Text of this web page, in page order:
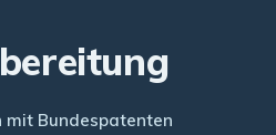
Bundespatenten